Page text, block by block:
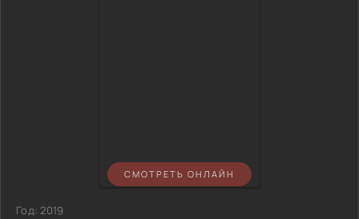
СМОТРЕТЬ ОНЛАЙН
Год:2019